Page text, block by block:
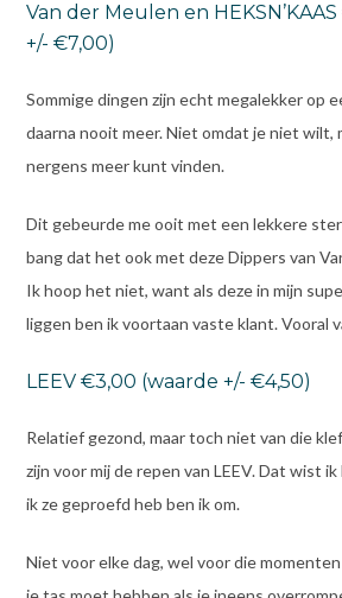
Van der Meulen en
+/- €7,00)
Sommige dingen zijn echt megalekker op
daarna nooit meer. Niet omdat je niet wilt,
nergens meer kunt vinden.
Dit gebeurde me ooit met een lekkere
bang dat het ook met deze Dippers van
Ik hoop het niet, want als deze in mijn
liggen ben ik voortaan vaste klant. Vooral
LEEV €3,00 (waarde +/- €4,50)
Relatief gezond, maar toch niet van die
zijn voor mij de repen van LEEV. Dat wist
ik ze geproefd heb ben ik om.
Niet voor elke dag, wel voor die